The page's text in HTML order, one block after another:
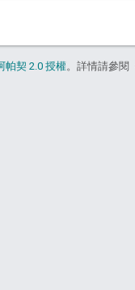
帕契 2.0 授權。詳情請參閱